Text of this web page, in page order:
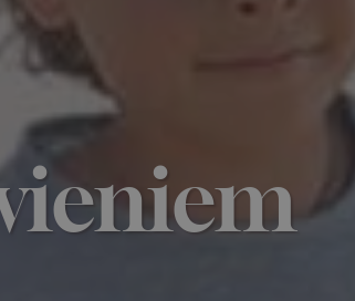
nad morzem - Wyspa Skarbów -
Lato 2026
odchudzający Start
SPA Deluxe